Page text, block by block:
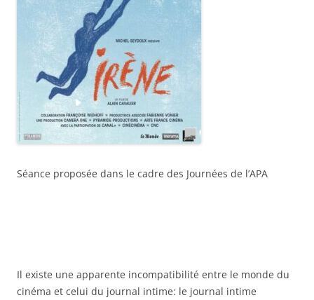
Séance proposée dans le cadre des Journées de l’APA
Il existe une apparente incompatibilité entre le monde du
cinéma et celui du journal intime: le journal intime